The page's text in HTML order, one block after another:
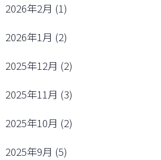
2026年2月 (1)
2026年1月 (2)
2025年12月 (2)
2025年11月 (3)
2025年10月 (2)
2025年9月 (5)